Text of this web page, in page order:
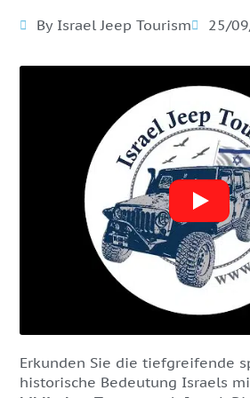
By Israel Jeep Tourism 25/
Erkunden Sie die tiefgreifende
historische Bedeutung Israels